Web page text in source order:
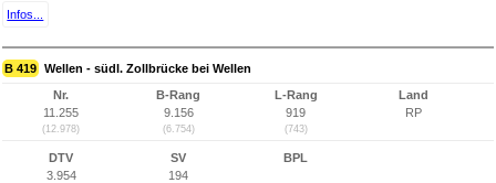
Infos...
B 419 Wellen - südl. Zollbrücke bei Wellen
Nr.
11.255
(12.978)
B-Rang
9.156
(6.754)
L-Rang
919
(743)
Land
RP
DTV
3.954
SV
194
BPL